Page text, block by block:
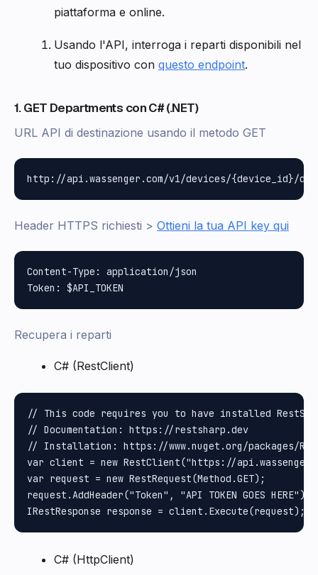
piattaforma e online.
Usando l'API, interroga i reparti disponibili nel
tuo dispositivo con questo endpoint.
1. GET Departments con C# (.NET)
URL API di destinazione usando il metodo GET
Header HTTPS richiesti > Ottieni la tua API key qui
Content-Type: application/json
Recupera i reparti
C# (RestClient)
// This code requires you to have installed
// Documentation: https://restsharp.dev
// Installation: https://www.nuget.org/packages/
var client = new RestClient("https://
var request = new RestRequest(Method.GET);
request.AddHeader("Token", "API TOKEN GOES HERE");
C# (HttpClient)